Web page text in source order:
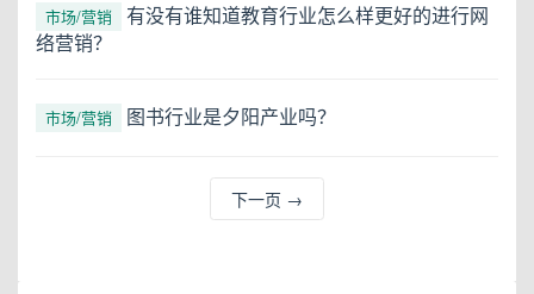
市场/营销
有没有谁知道教育行业怎么样更好的进行网
络营销？
市场/营销 图书行业是夕阳产业吗？
下一页 →